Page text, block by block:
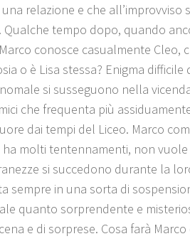
relazione e che
Qualche tempo dopo, quando
conosce casualmente Cleo,
o è Lisa stessa? Enigma
si susseguono nella
che frequenta più
dai tempi del Liceo. Marco
molti tentennamenti, non
si succedono durante la
sempre in una sorta di
quanto sorprendente e
e di sorprese. Cosa farà